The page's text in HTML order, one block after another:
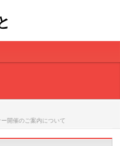
開催のご案内について